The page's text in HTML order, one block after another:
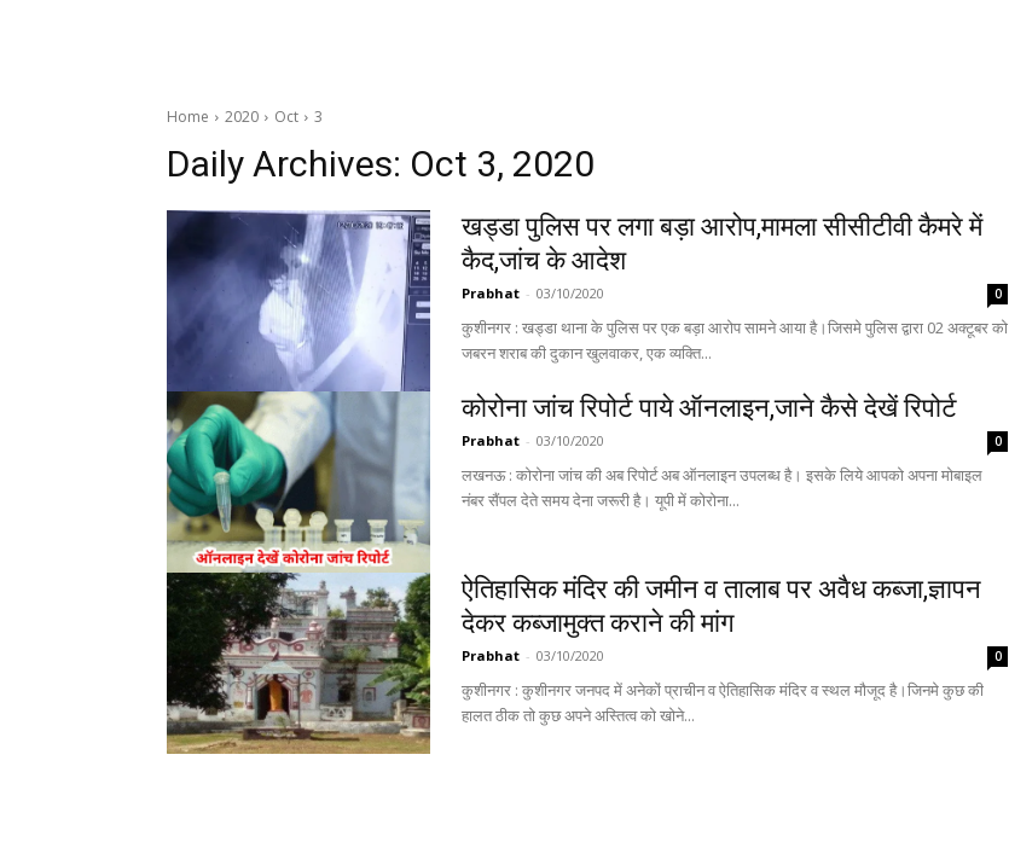
Home 2020 Oct 3
Daily Archives: Oct 3, 2020
खड्डा पुलिस पर लगा बड़ा आरोप,मामला सीसीटीवी कैमरे में
कैद,जांच के आदेश
Prabhat - 03/10/2020 0
कुशीनगर : खड्डा थाना के पुलिस पर एक बड़ा आरोप सामने आया है।जिसमे पुलिस द्वारा 02 अक्टूबर को
जबरन शराब की दुकान खुलवाकर, एक व्यक्ति...
कोरोना जांच रिपोर्ट पाये ऑनलाइन,जाने कैसे देखें रिपोर्ट
Prabhat - 03/10/2020 0
लखनऊ : कोरोना जांच की अब रिपोर्ट अब ऑनलाइन उपलब्ध है। इसके लिये आपको अपना मोबाइल
नंबर सैंपल देते समय देना जरूरी है। यूपी में कोरोना...
ऐतिहासिक मंदिर की जमीन व तालाब पर अवैध कब्जा,ज्ञापन
देकर कब्जामुक्त कराने की मांग
Prabhat - 03/10/2020 0
कुशीनगर : कुशीनगर जनपद में अनेकों प्राचीन व ऐतिहासिक मंदिर व स्थल मौजूद है।जिनमे कुछ की
हालत ठीक तो कुछ अपने अस्तित्व को खोने...